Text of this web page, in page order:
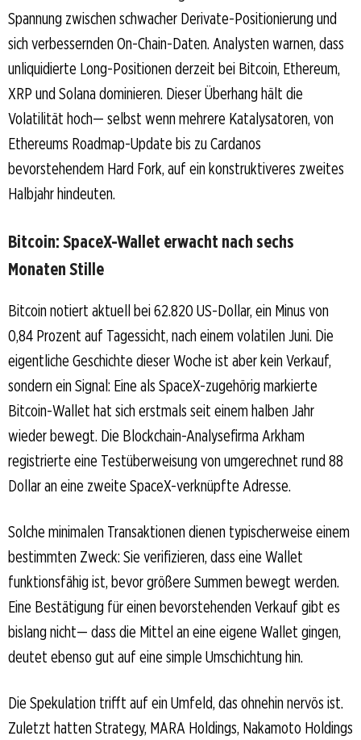
Spannung zwischen schwacher Derivate-Positionierung und
sich verbessernden On-Chain-Daten. Analysten warnen, dass
unliquidierte Long-Positionen derzeit bei Bitcoin, Ethereum,
XRP und Solana dominieren. Dieser Überhang hält die
Volatilität hoch— selbst wenn mehrere Katalysatoren, von
Ethereums Roadmap-Update bis zu Cardanos
bevorstehendem Hard Fork, auf ein konstruktiveres zweites
Halbjahr hindeuten.
Bitcoin: SpaceX-Wallet erwacht nach sechs
Monaten Stille
Bitcoin notiert aktuell bei 62.820 US-Dollar, ein Minus von
0,84 Prozent auf Tagessicht, nach einem volatilen Juni. Die
eigentliche Geschichte dieser Woche ist aber kein Verkauf,
sondern ein Signal: Eine als SpaceX-zugehörig markierte
Bitcoin-Wallet hat sich erstmals seit einem halben Jahr
wieder bewegt. Die Blockchain-Analysefirma Arkham
registrierte eine Testüberweisung von umgerechnet rund 88
Dollar an eine zweite SpaceX-verknüpfte Adresse.
Solche minimalen Transaktionen dienen typischerweise einem
bestimmten Zweck: Sie verifizieren, dass eine Wallet
funktionsfähig ist, bevor größere Summen bewegt werden.
Eine Bestätigung für einen bevorstehenden Verkauf gibt es
bislang nicht— dass die Mittel an eine eigene Wallet gingen,
deutet ebenso gut auf eine simple Umschichtung hin.
Die Spekulation trifft auf ein Umfeld, das ohnehin nervös ist.
Zuletzt hatten Strategy, MARA Holdings, Nakamoto Holdings